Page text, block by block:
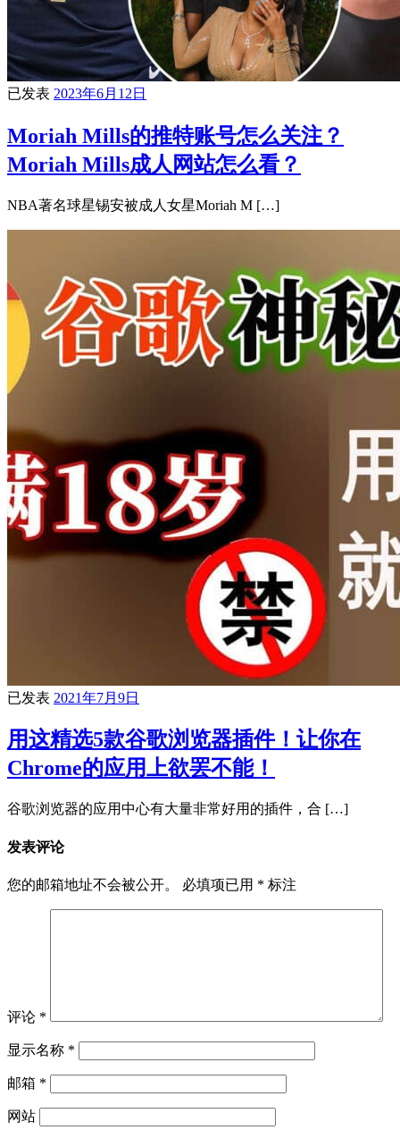
已发表 2023年6月12日
Moriah Mills的推特账号怎么关注？
Moriah Mills成人网站怎么看？
NBA著名球星锡安被成人女星Moriah M […]
已发表 2021年7月9日
用这精选5款谷歌浏览器插件！让你在
Chrome的应用上欲罢不能！
谷歌浏览器的应用中心有大量非常好用的插件，合 […]
发表评论
您的邮箱地址不会被公开。 必填项已用 * 标注
评论 *
显示名称 *
邮箱 *
网站